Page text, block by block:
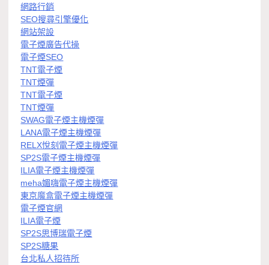
網路行銷
SEO搜尋引擎優化
網站架設
電子煙廣告代操
電子煙SEO
TNT電子煙
TNT煙彈
TNT電子煙
TNT煙彈
SWAG電子煙主機煙彈
LANA電子煙主機煙彈
RELX悅刻電子煙主機煙彈
SP2S電子煙主機煙彈
ILIA電子煙主機煙彈
meha媚嗨電子煙主機煙彈
東京魔盒電子煙主機煙彈
電子煙官網
ILIA電子煙
SP2S思博瑞電子煙
SP2S糖果
台北私人招待所